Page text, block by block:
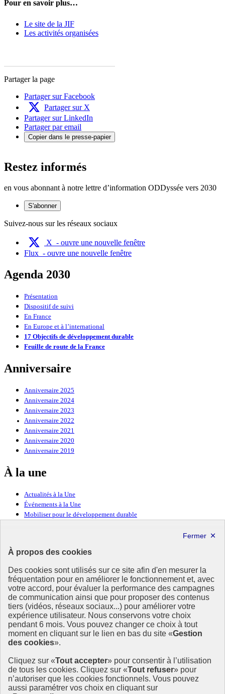
À propos des cookies
Des cookies sont utilisés sur ce site afin d'en mesurer la
fréquentation pour en améliorer le fonctionnement et, avec
votre accord, pour évaluer la performance des campagnes
de communication ainsi que pour proposer des contenus
tiers (vidéos, réseaux sociaux...) pour améliorer votre
expérience utilisateur. Nous conservons votre choix
pendant 6 mois. Vous pouvez changer ce choix à tout
moment en cliquant sur le lien en bas du site «Gestion
des cookies».
Cliquez sur «Tout accepter» pour consentir à l’utilisation
de tous les cookies. Cliquez sur «Tout refuser» pour
n’autoriser que les cookies fonctionnels. Vous pouvez
aussi paramétrer vos choix en cliquant sur
Pour en savoir plus…
Le site de la JIF
Les activités organisées
Partager la page
Partager sur Facebook
Partager sur X
Partager sur LinkedIn
Partager par email
Copier dans le presse-papier
Restez informés
en vous abonnant à notre lettre d’information ODDyssée vers 2030
S'abonner
Suivez-nous sur les réseaux sociaux
X - ouvre une nouvelle fenêtre
Flux - ouvre une nouvelle fenêtre
Agenda 2030
Présentation
Dispositif de suivi
En France
En Europe et à l’international
17 Objectifs de développement durable
Feuille de route de la France
Anniversaire
Anniversaire 2025
Anniversaire 2024
Anniversaire 2023
Anniversaire 2022
Anniversaire 2021
Anniversaire 2020
Anniversaire 2019
À la une
Actualités à la Une
Événements à la Une
Mobiliser pour le développement durable
Ressources
Ressources
La Méth’ODD
Gouvernement
Ce site propose l’information de référence concernant l’Agenda
2030 et la feuille de route de la France. Il valorise la mobilisation de
tous les acteurs.
info.gouv.fr- ouvre une nouvelle fenêtre
service-public.fr - ouvre une nouvelle fenêtre
legifrance.gouv.fr- ouvre une nouvelle fenêtre
data.gouv.fr- ouvre une nouvelle fenêtre